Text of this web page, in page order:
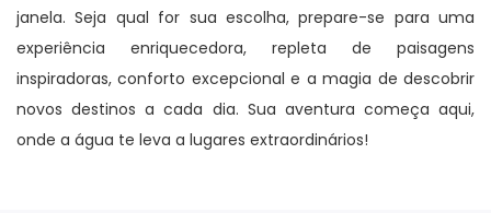
janela. Seja qual for sua escolha, prepare-se para uma
experiência enriquecedora, repleta de paisagens
inspiradoras, conforto excepcional e a magia de descobrir
novos destinos a cada dia. Sua aventura começa aqui,
onde a água te leva a lugares extraordinários!